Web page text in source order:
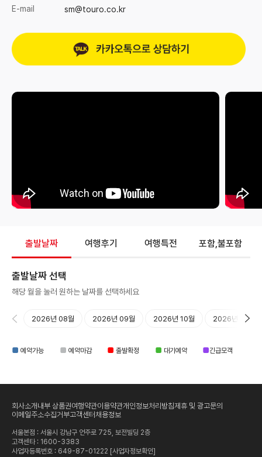
E-mail sm@touro.co.kr
출발날짜 여행후기 여행특전 포함,불포함
출발날짜 선택
해당 월을 눌러 원하는 날짜를 선택하세요
2026년 08월 2026년 09월 2026년 10월 2026년 11월
■ 예약가능 ■ 예약마감 ■ 출발확정 ■ 대기예약 ■긴급모객
회사소개 내부 상품권여행약관이용약관개인정보처리방침제휴 및 광고문의
이메일주소수집거부고객센터채용정보
서울본점 : 서울시 강남구 언주로 725, 보전빌딩 2층
고객센타 : 1600-3383
사업자등록번호 : 649-87-01222 [사업자정보확인]